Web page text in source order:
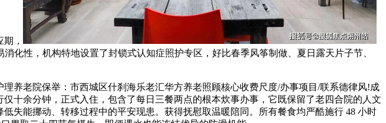
，
化性，机构特地设置了封锁式认知症照护专区，好比春季风筝制做、夏日露天片子节、
老院保举：市西城区什刹海乐老汇华方养老照顾核心收费尺度/办事项目/联系德律风!成
十余分钟，正式入住，包含了每日三餐两点的根本炊事办事，它既保留了老四合院的人文
失能挪动、转移过程中的平安现患。获得抚慰取温暖陪同。所有餐食均严酷施行 48 小时